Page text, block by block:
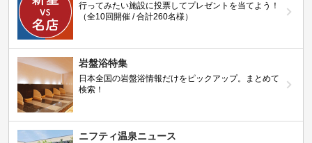
行ってみたい施設に投票してプレゼントを当てよう！
（全10回開催 / 合計260名様）
岩盤浴特集
日本全国の岩盤浴情報だけをピックアップ。まとめて
検索！
ニフティ温泉ニュース